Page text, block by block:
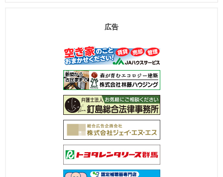
広告